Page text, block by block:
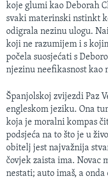
koje glumi kao Deborah
svaki materinski nstinkt
odigrala nezinu ulogu.
koji ne razumijem i s
počela suosjećati s
njezinu neefikasnost kao
Španjolskoj zvijezdi Paz
engleskom jeziku. Ona
koja je moralni kompas
podsjeća na to što je u
obitelj jest najvažnija
čovjek zaista ima. Novac
nestati; auto imaš, a